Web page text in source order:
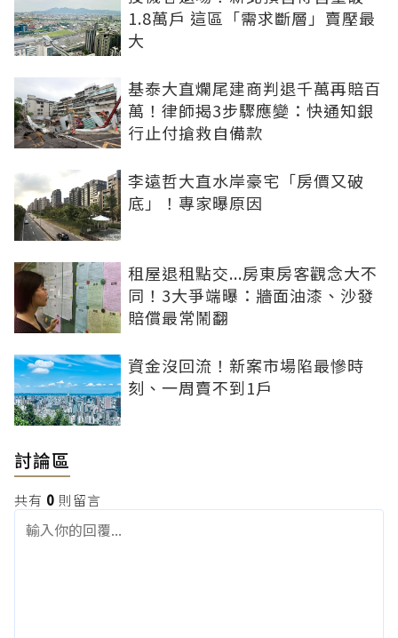
1.8萬戶 這區「需求斷層」賣壓最
大
基泰大直爛尾建商判退千萬再賠百
萬！律師揭3步驟應變：快通知銀
行止付搶救自備款
李遠哲大直水岸豪宅「房價又破
底」！專家曝原因
租屋退租點交...房東房客觀念大不
同！3大爭端曝：牆面油漆、沙發
賠償最常鬧翻
資金沒回流！新案市場陷最慘時
刻、一周賣不到1戶
討論區
共有 0 則留言